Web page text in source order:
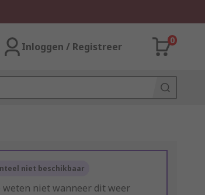
Inloggen / Registreer
0
niet beschikbaar
weten niet wanneer dit weer